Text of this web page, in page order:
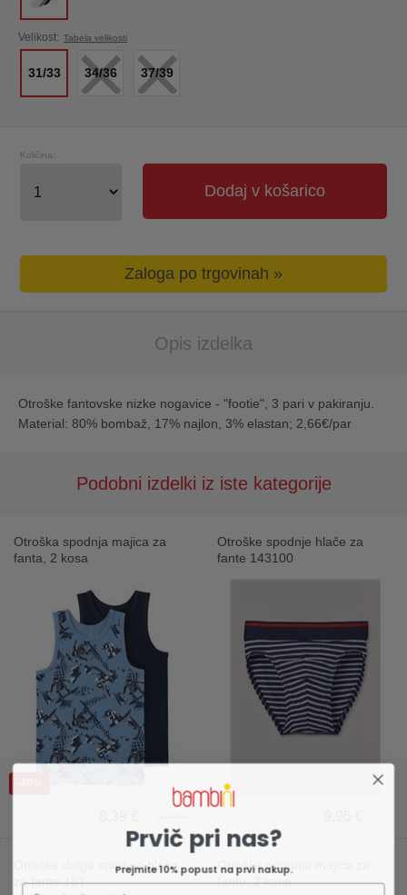
Velikost: Tabela velikosti
31/33 34/36
× 37/39
×
Dodaj v košarico
Količina:
Zaloga po trgovinah »
Opis izdelka
Otroške fantovske nizke nogavice - "footie", 3 pari v pakiranju.
Material: 80% bombaž, 17% najlon, 3% elastan; 2,66€/par
Podobni izdelki iz iste kategorije
Otroška spodnja majica za
fanta, 2 kosa
Otroške spodnje hlače za
fante 143100
Otroške dolge spodnje hlače
za fante 181
Otroška spodnja majica za
fante, 2 kosa
Prvič pri nas?
Prejmite 10% popust na prvi nakup.